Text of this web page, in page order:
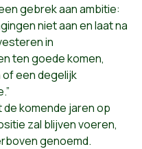
gebrek aan ambitie:
niet aan en laat na
in
ten goede komen,
een degelijk
komende jaren op
zal blijven voeren,
genoemd.